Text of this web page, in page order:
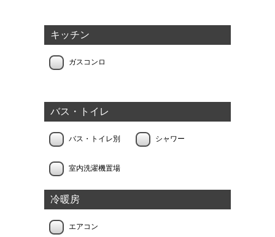
キッチン
ガスコンロ
バス・トイレ
バス・トイレ別 シャワー
室内洗濯機置場
冷暖房
エアコン